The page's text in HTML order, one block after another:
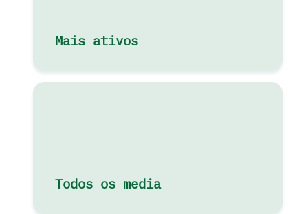
Mais ativos
Todos os media